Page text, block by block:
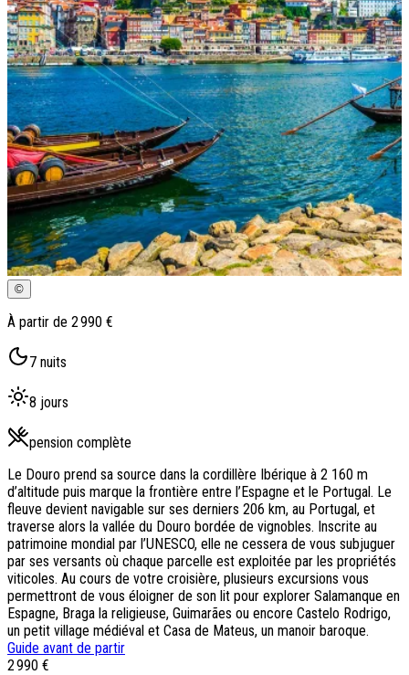
Notre histoire
Pourquoi voyager avec nous ?
Tourisme responsable
Nos brochures
Contactez-nous
Satisfaction client
Rejoignez-nous
©
À partir de 2 990 €
7 nuits
8 jours
pension complète
Le Douro prend sa source dans la cordillère Ibérique à 2 160 m
d’altitude puis marque la frontière entre l’Espagne et le Portugal. Le
fleuve devient navigable sur ses derniers 206 km, au Portugal, et
traverse alors la vallée du Douro bordée de vignobles. Inscrite au
patrimoine mondial par l’UNESCO, elle ne cessera de vous subjuguer
par ses versants où chaque parcelle est exploitée par les propriétés
viticoles. Au cours de votre croisière, plusieurs excursions vous
permettront de vous éloigner de son lit pour explorer Salamanque en
Espagne, Braga la religieuse, Guimarães ou encore Castelo Rodrigo,
un petit village médiéval et Casa de Mateus, un manoir baroque.
Guide avant de partir
2 990 €